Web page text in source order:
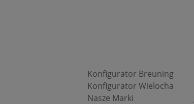
Konfigurator Breuning
Konfigurator Wielocha
Nasze Marki